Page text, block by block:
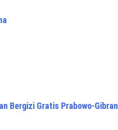
Bergizi Gratis Prabowo-Gibran